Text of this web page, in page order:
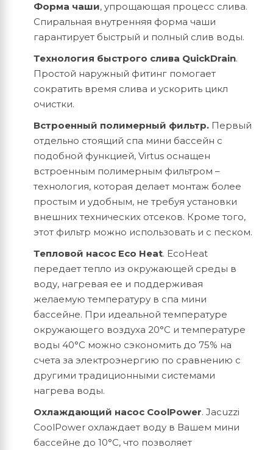
Форма чаши, упрощающая процесс слива.
Спиральная внутренняя форма чаши
гарантирует быстрый и полный слив воды.
Технология быстрого слива QuickDrain.
Простой наружный фитинг помогает
сократить время слива и ускорить цикл
очистки.
Встроенный полимерный фильтр. Первый
отдельно стоящий спа мини бассейн с
подобной функцией, Virtus оснащен
встроенным полимерным фильтром –
технология, которая делает монтаж более
простым и удобным, не требуя установки
внешних технических отсеков. Кроме того,
этот фильтр можно использовать и с песком.
Тепловой насос Eco Heat. EcoHeat
передает тепло из окружающей среды в
воду, нагревая ее и поддерживая
желаемую температуру в спа мини
бассейне. При идеальной температуре
окружающего воздуха 20°C и температуре
воды 40°C можно сэкономить до 75% на
счета за электроэнергию по сравнению с
другими традиционными системами
нагрева воды.
Охлаждающий насос CoolPower. Jacuzzi
CoolPower охлаждает воду в Вашем мини
бассейне до 10°C, что позволяет